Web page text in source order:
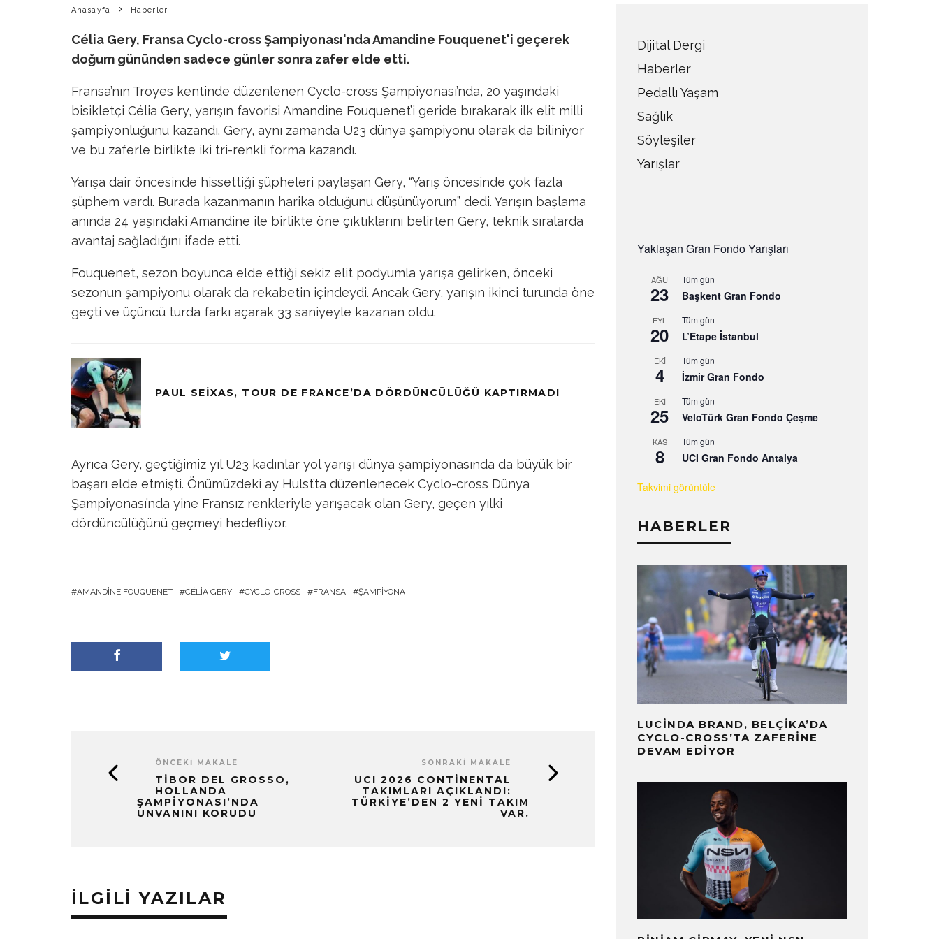
Anasayfa Haberler
Célia Gery, Fransa Cyclo-cross Şampiyonası'nda Amandine Fouquenet'i geçerek
doğum gününden sadece günler sonra zafer elde etti.
Fransa’nın Troyes kentinde düzenlenen Cyclo-cross Şampiyonası’nda, 20 yaşındaki
bisikletçi Célia Gery, yarışın favorisi Amandine Fouquenet’i geride bırakarak ilk elit milli
şampiyonluğunu kazandı. Gery, aynı zamanda U23 dünya şampiyonu olarak da biliniyor
ve bu zaferle birlikte iki tri-renkli forma kazandı.
Yarışa dair öncesinde hissettiği şüpheleri paylaşan Gery, “Yarış öncesinde çok fazla
şüphem vardı. Burada kazanmanın harika olduğunu düşünüyorum” dedi. Yarışın başlama
anında 24 yaşındaki Amandine ile birlikte öne çıktıklarını belirten Gery, teknik sıralarda
avantaj sağladığını ifade etti.
Fouquenet, sezon boyunca elde ettiği sekiz elit podyumla yarışa gelirken, önceki
sezonun şampiyonu olarak da rekabetin içindeydi. Ancak Gery, yarışın ikinci turunda öne
geçti ve üçüncü turda farkı açarak 33 saniyeyle kazanan oldu.
PAUL SEIXAS, TOUR DE FRANCE’DA DÖRDÜNCÜLÜĞÜ KAPTIRMADI
Ayrıca Gery, geçtiğimiz yıl U23 kadınlar yol yarışı dünya şampiyonasında da büyük bir
başarı elde etmişti. Önümüzdeki ay Hulst’ta düzenlenecek Cyclo-cross Dünya
Şampiyonası’nda yine Fransız renkleriyle yarışacak olan Gery, geçen yılki
dördüncülüğünü geçmeyi hedefliyor.
AMANDINE FOUQUENET CÉLIA GERY CYCLO-CROSS FRANSA ŞAMPIYONA
ÖNCEKI MAKALE
TIBOR DEL GROSSO,
HOLLANDA
ŞAMPIYONASI’NDA
UNVANINI KORUDU
SONRAKI MAKALE
UCI 2026 CONTINENTAL
TAKIMLARI AÇIKLANDI:
TÜRKIYE’DEN 2 YENI TAKIM
VAR.
İLGILI YAZILAR
Dijital Dergi
Haberler
Pedallı Yaşam
Sağlık
Söyleşiler
Yarışlar
Yaklaşan Gran Fondo Yarışları
AĞU
23
Tüm gün
Başkent Gran Fondo
EYL
20
Tüm gün
L’Etape İstanbul
EKI
4
Tüm gün
İzmir Gran Fondo
EKI
25
Tüm gün
VeloTürk Gran Fondo Çeşme
KAS
8
Tüm gün
UCI Gran Fondo Antalya
Takvimi görüntüle
HABERLER
LUCINDA BRAND, BELÇIKA’DA
CYCLO-CROSS’TA ZAFERINE
DEVAM EDIYOR